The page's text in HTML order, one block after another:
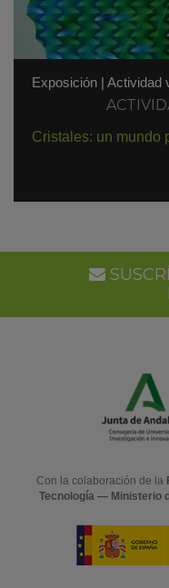
Exposición | Actividad
Cristales: un mundo
Con la colaboración de la
Tecnología — Ministerio